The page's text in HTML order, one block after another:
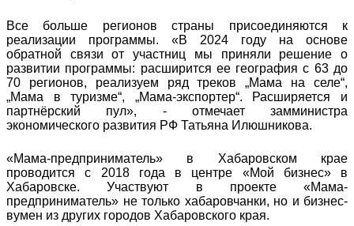
Все больше регионов страны присоединяются к
реализации программы. «В 2024 году на основе
обратной связи от участниц мы приняли решение о
развитии программы: расширится ее география с 63 до
70 регионов, реализуем ряд треков „Мама на селе“,
„Мама в туризме“, „Мама-экспортер“. Расширяется и
партнёрский пул», - отмечает замминистра
экономического развития РФ Татьяна Илюшникова.
«Мама-предприниматель» в Хабаровском крае
проводится с 2018 года в центре «Мой бизнес» в
Хабаровске. Участвуют в проекте «Мама-
предприниматель» не только хабаровчанки, но и бизнес-
вумен из других городов Хабаровского края.